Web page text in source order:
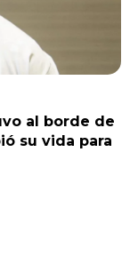
al borde de
su vida para